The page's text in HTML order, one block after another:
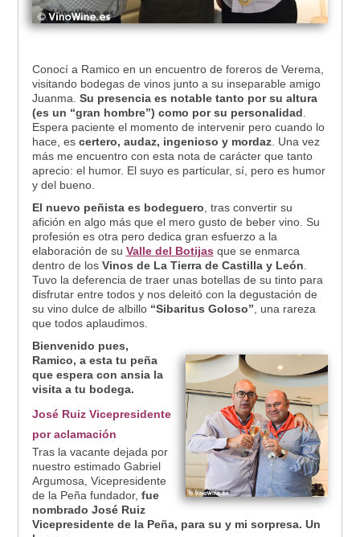
Conocí a Ramico en un encuentro de foreros de Verema,
visitando bodegas de vinos junto a su inseparable amigo
Juanma. Su presencia es notable tanto por su altura
(es un “gran hombre”) como por su personalidad.
Espera paciente el momento de intervenir pero cuando lo
hace, es certero, audaz, ingenioso y mordaz. Una vez
más me encuentro con esta nota de carácter que tanto
aprecio: el humor. El suyo es particular, sí, pero es humor
y del bueno.
El nuevo peñista es bodeguero, tras convertir su
afición en algo más que el mero gusto de beber vino. Su
profesión es otra pero dedica gran esfuerzo a la
elaboración de su Valle del Botijas que se enmarca
dentro de losVinos de La Tierra de Castilla y León.
Tuvo la deferencia de traer unas botellas de su tinto para
disfrutar entre todos y nos deleitó con la degustación de
su vino dulce de albillo “Sibaritus Goloso”, una rareza
que todos aplaudimos.
Bienvenido pues,
Ramico, a esta tu peña
que espera con ansia la
visita a tu bodega.
José Ruiz Vicepresidente
por aclamación
Tras la vacante dejada por
nuestro estimado Gabriel
Argumosa, Vicepresidente
de la Peña fundador, fue
nombrado José Ruiz
Vicepresidente de la Peña, para su y mi sorpresa. Un